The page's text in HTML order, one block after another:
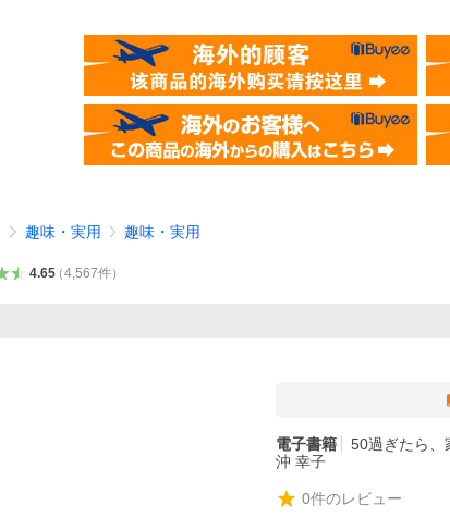
趣味・実用 趣味・実用
4.65（4,567件）
電子書籍
50過ぎたら、
沖 幸子
0件のレビュー